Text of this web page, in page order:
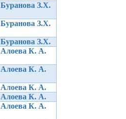
Буранова З.Х.
Буранова З.Х.
Буранова З.Х.
Алоева К. А.
Алоева К. А.
Алоева К. А.
Алоева К. А.
Алоева К. А.